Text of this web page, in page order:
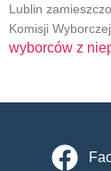
Lublin
Komisji
wyborców z